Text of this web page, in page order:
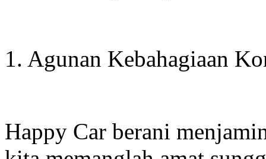
1. Agunan Kebahagiaan
Happy Car berani